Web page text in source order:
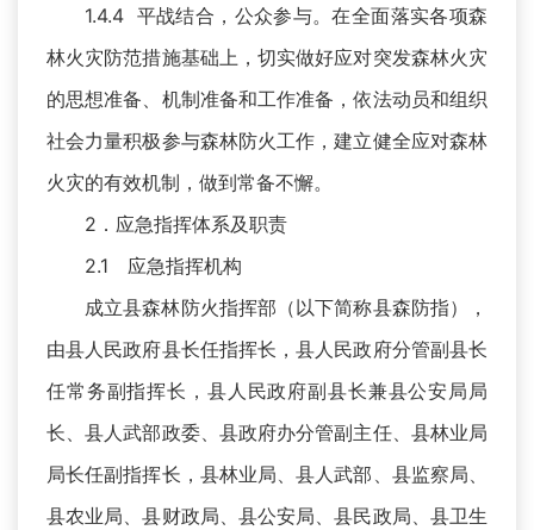
1.4.4 平战结合，公众参与。在全面落实各项森
林火灾防范措施基础上，切实做好应对突发森林火灾
的思想准备、机制准备和工作准备，依法动员和组织
社会力量积极参与森林防火工作，建立健全应对森林
火灾的有效机制，做到常备不懈。
2．应急指挥体系及职责
2.1 应急指挥机构
成立县森林防火指挥部（以下简称县森防指），
由县人民政府县长任指挥长，县人民政府分管副县长
任常务副指挥长，县人民政府副县长兼县公安局局
长、县人武部政委、县政府办分管副主任、县林业局
局长任副指挥长，县林业局、县人武部、县监察局、
县农业局、县财政局、县公安局、县民政局、县卫生